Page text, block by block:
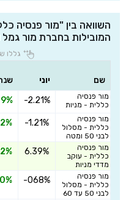
השוואה בין "מור פנסיה
המובילות בחברת מור
גללו
שם יוני
מור פנסיה
כללית - מניות
-2.21%
מור פנסיה
כללית - מסלול
לבני 50 ומטה
-1.21%
מור פנסיה
כללית - עוקב
מדדי מניות
6.39%
מור פנסיה
כללית - מסלול
לבני 50 עד 60
-068%